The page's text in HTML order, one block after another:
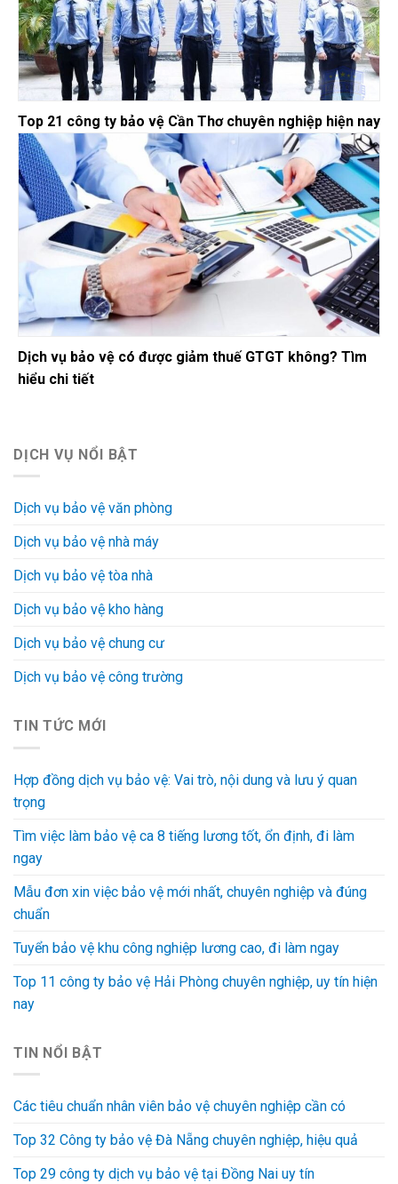
Top 21 công ty bảo vệ Cần Thơ chuyên nghiệp hiện nay
Dịch vụ bảo vệ có được giảm thuế GTGT không? Tìm
hiểu chi tiết
DỊCH VỤ NỔI BẬT
Dịch vụ bảo vệ văn phòng
Dịch vụ bảo vệ nhà máy
Dịch vụ bảo vệ tòa nhà
Dịch vụ bảo vệ kho hàng
Dịch vụ bảo vệ chung cư
Dịch vụ bảo vệ công trường
TIN TỨC MỚI
Hợp đồng dịch vụ bảo vệ: Vai trò, nội dung và lưu ý quan
trọng
Tìm việc làm bảo vệ ca 8 tiếng lương tốt, ổn định, đi làm
ngay
Mẫu đơn xin việc bảo vệ mới nhất, chuyên nghiệp và đúng
chuẩn
Tuyển bảo vệ khu công nghiệp lương cao, đi làm ngay
Top 11 công ty bảo vệ Hải Phòng chuyên nghiệp, uy tín hiện
nay
TIN NỔI BẬT
Các tiêu chuẩn nhân viên bảo vệ chuyên nghiệp cần có
Top 32 Công ty bảo vệ Đà Nẵng chuyên nghiệp, hiệu quả
Top 29 công ty dịch vụ bảo vệ tại Đồng Nai uy tín